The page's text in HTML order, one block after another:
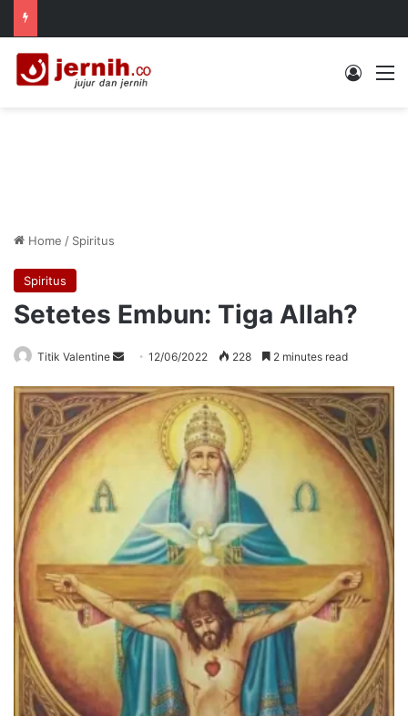
Log In
Home / Spiritus
Spiritus
Setetes Embun: Tiga Allah?
Titik Valentine
Send
email
12/06/2022 228 2 minutes read